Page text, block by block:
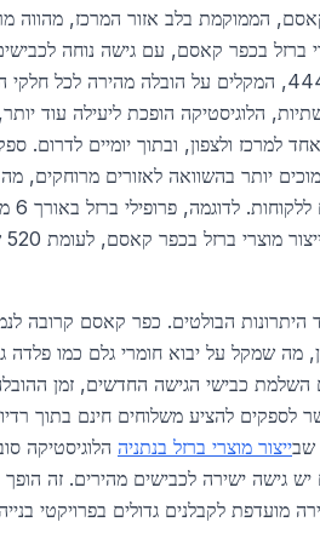
הממוקמת בלב אזור המרכז, מהווה
ברזל בכפר קאסם, עם גישה נוחה
ראשיים כמו כביש 6 וכביש 444, המקלים על הובלה מהירה לכל
הלוגיסטיקה הופכת ליעילה עוד יותר,
למרכז ולצפון, ובתוך יומיים לדרום.
יותר בהשוואה לאזורים מרוחקים, מה
שמתורגם
הבולטים. כפר קאסם קרובה
מה שמקל על יבוא חומרי גלם כמו פלדה
ב-2026, עם השלמת כבישי הגישה החדשים, זמן
שבייצור מוצרי ברזל בנתניה הלוגיסטיקה
גישה ישירה לכבישים מהירים. זה הופך
מועדפת לקבלנים גדולים בפרויקטי